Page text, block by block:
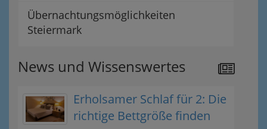
Übernachtungsmöglichkeiten
Steiermark
News und Wissenswertes
Erholsamer Schlaf für 2: Die
richtige Bettgröße finden